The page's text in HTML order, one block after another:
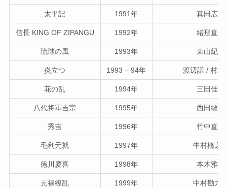
太平記 1991年 真田広之
信長 KING OF ZIPANGU 1992年 緒形直人
琉球の風 1993年 東山紀之
炎立つ 1993 – 94年 渡辺謙 / 村上
花の乱 1994年 三田佳子
八代将軍吉宗 1995年 西田敏行
秀吉 1996年 竹中直人
毛利元就 1997年 中村橋之
徳川慶喜 1998年 本木雅弘
元禄繚乱 1999年 中村勘九